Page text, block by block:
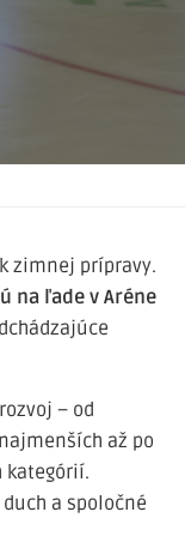
zimnej prípravy.
na ľade v Aréne
– od
až po
kategórií.
a spoločné